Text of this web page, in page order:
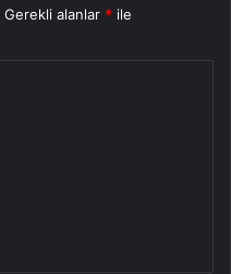
Gerekli alanlar * ile